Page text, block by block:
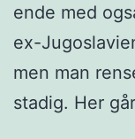
ende med
ex-
men man
stadig. Her